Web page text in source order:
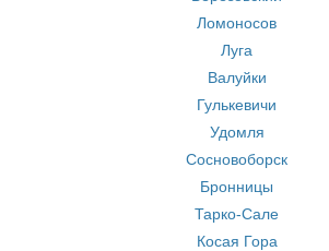
Ломоносов
Луга
Валуйки
Гулькевичи
Удомля
Сосновоборск
Бронницы
Тарко-Сале
Косая Гора